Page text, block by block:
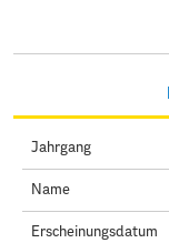
Jahrgang
Name
Erscheinungsdatum